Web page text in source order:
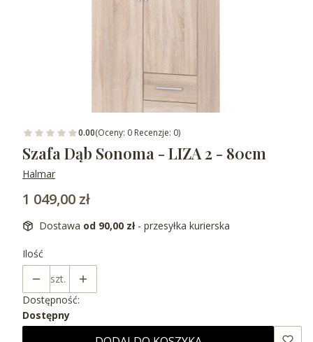
0.00(Oceny: 0 Recenzje: 0)
Szafa Dąb Sonoma - LIZA 2 - 80cm
Halmar
Cena
1 049,00 zł
Dostawa od 90,00 zł - przesyłka kurierska
Ilość
szt.
Dostępność:
Dostępny